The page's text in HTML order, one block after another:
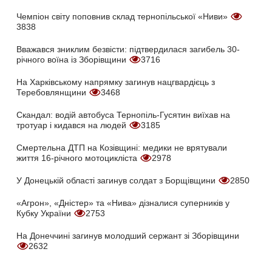
Чемпіон світу поповнив склад тернопільської «Ниви»
3838
Вважався зниклим безвісти: підтвердилася загибель 30-
річного воїна із Зборівщини
3716
На Харківському напрямку загинув нацгвардієць з
Теребовлянщини
3468
Скандал: водій автобуса Тернопіль-Гусятин виїхав на
тротуар і кидався на людей
3185
Смертельна ДТП на Козівщині: медики не врятували
життя 16-річного мотоцикліста
2978
У Донецькій області загинув солдат з Борщівщини 2850
«Агрон», «Дністер» та «Нива» дізналися суперників у
Кубку України
2753
На Донеччині загинув молодший сержант зі Зборівщини
2632